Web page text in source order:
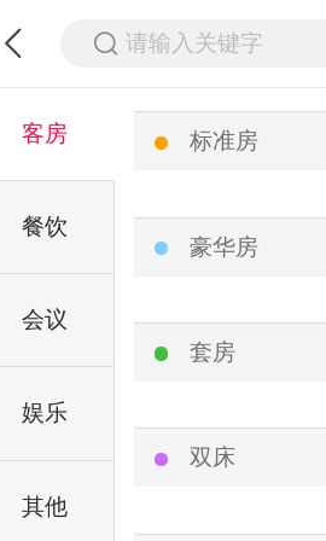
请输入关键字
客房
餐饮
会议
娱乐
其他
标准房
豪华房
套房
双床